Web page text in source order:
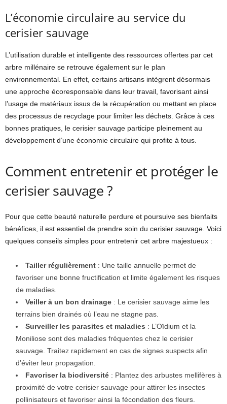
L’économie circulaire au service du
cerisier sauvage
L’utilisation durable et intelligente des ressources offertes par cet
arbre millénaire se retrouve également sur le plan
environnemental. En effet, certains artisans intègrent désormais
une approche écoresponsable dans leur travail, favorisant ainsi
l’usage de matériaux issus de la récupération ou mettant en place
des processus de recyclage pour limiter les déchets. Grâce à ces
bonnes pratiques, le cerisier sauvage participe pleinement au
développement d’une économie circulaire qui profite à tous.
Comment entretenir et protéger le
cerisier sauvage ?
Pour que cette beauté naturelle perdure et poursuive ses bienfaits
bénéfices, il est essentiel de prendre soin du cerisier sauvage. Voici
quelques conseils simples pour entretenir cet arbre majestueux :
Tailler régulièrement : Une taille annuelle permet de
favoriser une bonne fructification et limite également les risques
de maladies.
Veiller à un bon drainage : Le cerisier sauvage aime les
terrains bien drainés où l’eau ne stagne pas.
Surveiller les parasites et maladies : L’Oïdium et la
Moniliose sont des maladies fréquentes chez le cerisier
sauvage. Traitez rapidement en cas de signes suspects afin
d’éviter leur propagation.
Favoriser la biodiversité : Plantez des arbustes mellifères à
proximité de votre cerisier sauvage pour attirer les insectes
pollinisateurs et favoriser ainsi la fécondation des fleurs.